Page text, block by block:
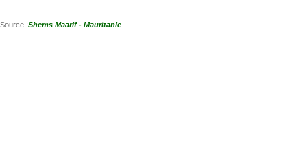
Source :Shems Maarif - Mauritanie